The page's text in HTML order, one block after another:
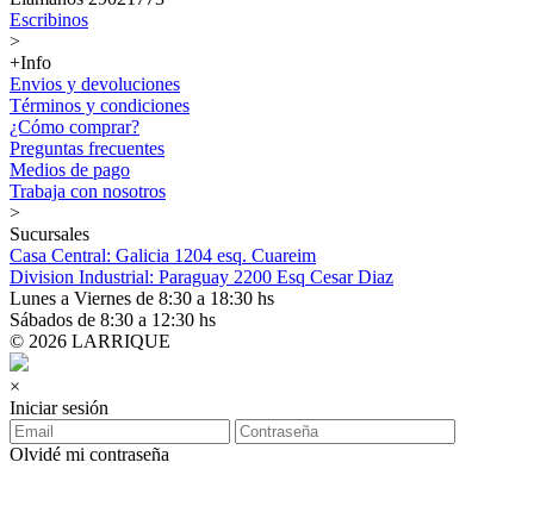
Escribinos
>
+Info
Envios y devoluciones
Términos y condiciones
¿Cómo comprar?
Preguntas frecuentes
Medios de pago
Trabaja con nosotros
>
Sucursales
Casa Central: Galicia 1204 esq. Cuareim
Division Industrial: Paraguay 2200 Esq Cesar Diaz
Lunes a Viernes de 8:30 a 18:30 hs
Sábados de 8:30 a 12:30 hs
© 2026 LARRIQUE
×
Iniciar sesión
Olvidé mi contraseña